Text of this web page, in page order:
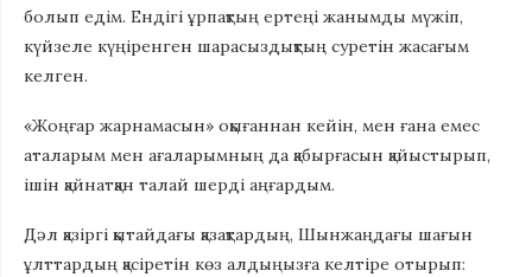
болып едім. Ендігі ұрпақтың ертеңі жанымды мүжіп,
күйзеле күңіренген шарасыздықтың суретін жасағым
келген.
«Жоңғар жарнамасын» оқығаннан кейін, мен ғана емес
аталарым мен ағаларымның да қабырғасын қайыстырып,
ішін қайнатқан талай шерді аңғардым.
Дәл қазіргі қытайдағы қазақтардың, Шынжаңдағы шағын
ұлттардың қасіретін көз алдыңызға келтіре отырып: